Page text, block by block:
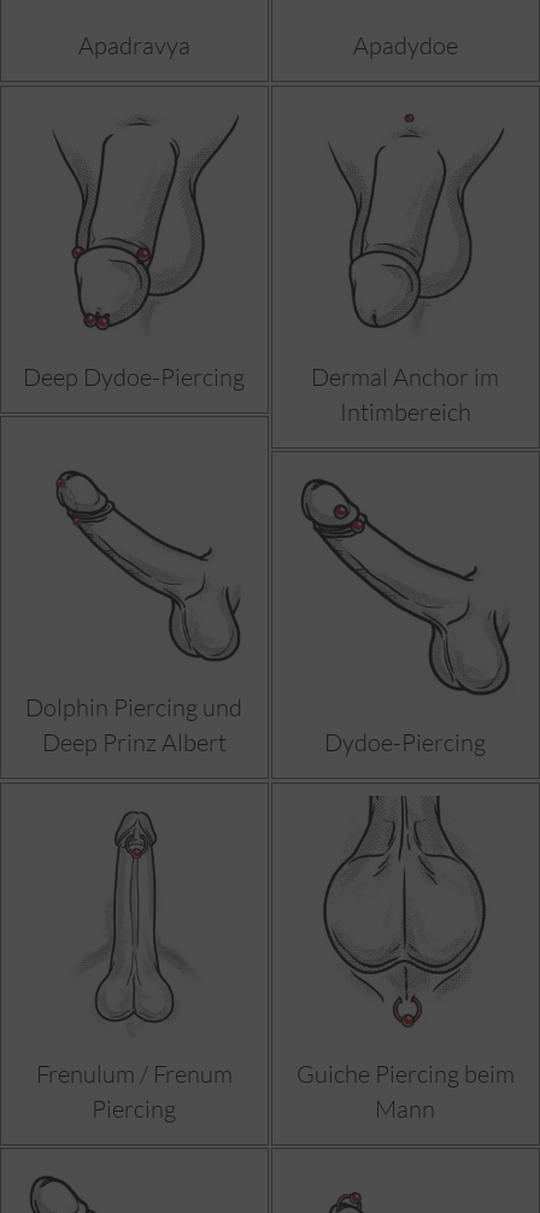
Apadravya Apadydoe
Deep Dydoe-Piercing
Dermal Anchor im
Intimbereich
Dolphin Piercing und
Deep Prinz Albert
Dydoe-Piercing
Frenulum / Frenum
Piercing
Guiche Piercing beim
Mann